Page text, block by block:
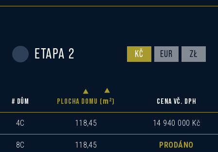
ETAPA 2 KČ EUR ZŁ
# DŮM PLOCHA DOMU (m2) CENA VČ. DPH
4C 118,45 14 940 000 Kč
8C 118,45 PRODÁNO